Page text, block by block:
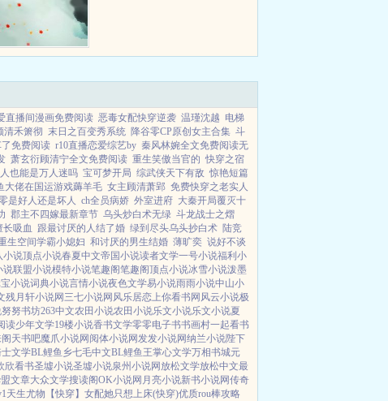
直播间漫画免费阅读 恶毒女配快穿逆袭 温瑾沈越 电梯
清禾箫彻 末日之百变秀系统 降谷零CP原创女主合集 斗
免费阅读 r10直播恋爱综艺by 秦风林婉全文免费阅读无
萧玄衍顾清宁全文免费阅读 重生笑傲当官的 快穿之宿
也能是万人迷吗 宝可梦开局 综武侠天下有敌 惊艳短篇
大佬在国运游戏薅羊毛 女主顾清萧郢 免费快穿之老实人
是好人还是坏人 ch全员病娇 外室进府 大秦开局覆灭十
郡主不四嫁最新章节 乌头炒白术无绿 斗龙战士之熠
长吸血 跟最讨厌的人结了婚 绿到尽头乌头抄白术 陆竞
生空间学霸小媳妇 和讨厌的男生结婚 薄旷奕 说好不谈
小说顶点小说春夏中文帝国小说读者文学一号小说福利小
说联盟小说模特小说笔趣阁笔趣阁顶点小说冰雪小说泼墨
小说词典小说言情小说夜色文学易小说雨雨小说中山小
残月轩小说网 三七小说网 风乐居恋上你看书网 风云小说极
努努书坊263中文农田小说农田小说乐文小说乐文小说夏
读少年文学19楼小说香书文学零零电子书书画村一起看书
天书吧魔爪小说网 阅体小说网发发小说网纳兰小说陛下
文学BL鲤鱼乡七毛中文BL鲤鱼王掌心文学万相书城元
欣看书圣墟小说圣墟小说泉州小说网放松文学放松中文最
文章大众文学搜读阁OK小说网 月亮小说新书小说网传奇
天生尤物【快穿】 女配她只想上床(快穿)优质rou棒攻略